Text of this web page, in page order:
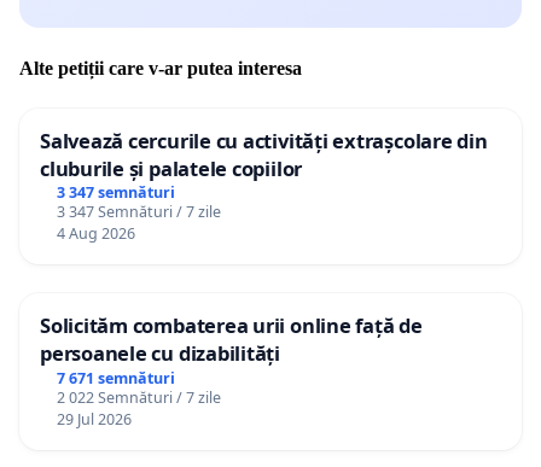
Alte petiții care v-ar putea interesa
Salvează cercurile cu activități extrașcolare din
cluburile și palatele copiilor
3 347 semnături
3 347 Semnături / 7 zile
4 Aug 2026
Solicităm combaterea urii online față de
persoanele cu dizabilități
7 671 semnături
2 022 Semnături / 7 zile
29 Jul 2026